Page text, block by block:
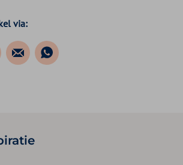
via: